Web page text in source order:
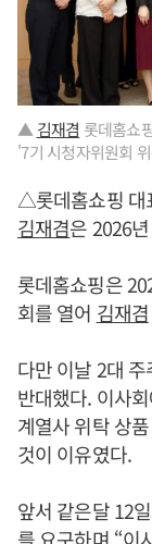
▲ 김재겸 롯데홈쇼
'7기 시청자위원회
△롯데홈쇼핑 대
김재겸은 2026
롯데홈쇼핑은
회를 열어 김재겸
다만 이날 2대
반대했다. 이사
계열사 위탁 상
것이 이유였다.
앞서 같은달 12